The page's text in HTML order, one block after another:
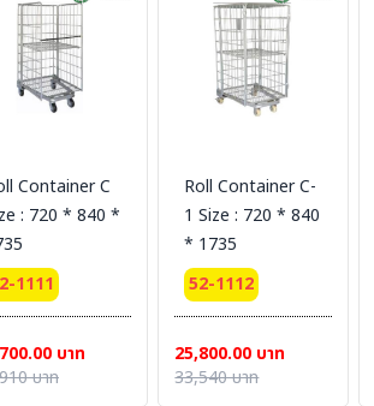
Container C
: 720 * 840 *
1111
บาท
บาท
Roll Container C-
1 Size : 720 * 840
* 1735
52-1112
25,800.00 บาท
33,540 บาท